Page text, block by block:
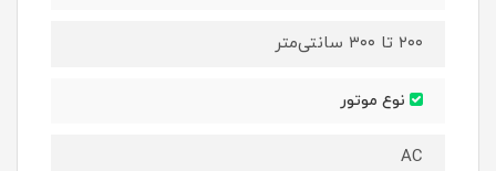
۲۰۰ تا ۳۰۰ سانتی‌متر
نوع موتور
AC